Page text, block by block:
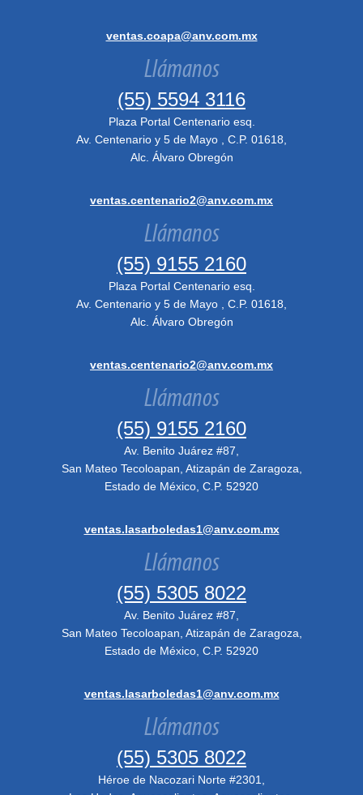
ventas.coapa@anv.com.mx
Llámanos
(55) 5594 3116
Plaza Portal Centenario esq.
Av. Centenario y 5 de Mayo , C.P. 01618,
Alc. Álvaro Obregón
ventas.centenario2@anv.com.mx
Llámanos
(55) 9155 2160
Plaza Portal Centenario esq.
Av. Centenario y 5 de Mayo , C.P. 01618,
Alc. Álvaro Obregón
ventas.centenario2@anv.com.mx
Llámanos
(55) 9155 2160
Av. Benito Juárez #87,
San Mateo Tecoloapan, Atizapán de Zaragoza,
Estado de México, C.P. 52920
ventas.lasarboledas1@anv.com.mx
Llámanos
(55) 5305 8022
Av. Benito Juárez #87,
San Mateo Tecoloapan, Atizapán de Zaragoza,
Estado de México, C.P. 52920
ventas.lasarboledas1@anv.com.mx
Llámanos
(55) 5305 8022
Héroe de Nacozari Norte #2301,